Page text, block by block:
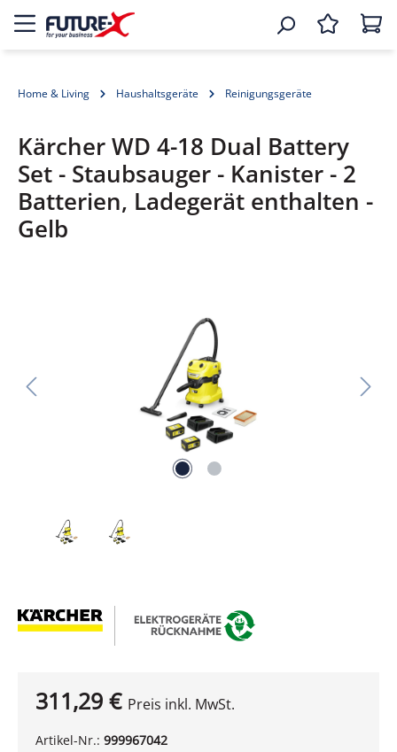
Home & Living Haushaltsgeräte Reinigungsgeräte
Kärcher WD 4-18 Dual Battery
Set - Staubsauger - Kanister - 2
Batterien, Ladegerät enthalten -
Gelb
311,29 € Preis inkl. MwSt.
Artikel-Nr.: 999967042